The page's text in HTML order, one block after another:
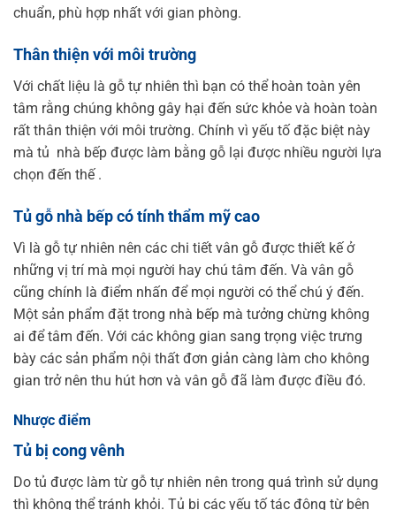
chuẩn, phù hợp nhất với gian phòng.
Thân thiện với môi trường
Với chất liệu là gỗ tự nhiên thì bạn có thể hoàn toàn yên
tâm rằng chúng không gây hại đến sức khỏe và hoàn toàn
rất thân thiện với môi trường. Chính vì yếu tố đặc biệt này
mà tủ nhà bếp được làm bằng gỗ lại được nhiều người lựa
chọn đến thế .
Tủ gỗ nhà bếp có tính thẩm mỹ cao
Vì là gỗ tự nhiên nên các chi tiết vân gỗ được thiết kế ở
những vị trí mà mọi người hay chú tâm đến. Và vân gỗ
cũng chính là điểm nhấn để mọi người có thể chú ý đến.
Một sản phẩm đặt trong nhà bếp mà tưởng chừng không
ai để tâm đến. Với các không gian sang trọng việc trưng
bày các sản phẩm nội thất đơn giản càng làm cho không
gian trở nên thu hút hơn và vân gỗ đã làm được điều đó.
Nhược điểm
Tủ bị cong vênh
Do tủ được làm từ gỗ tự nhiên nên trong quá trình sử dụng
thì không thể tránh khỏi. Tủ bị các yếu tố tác động từ bên